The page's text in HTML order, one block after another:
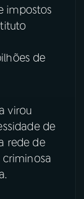
impostos
de
virou
de
rede de